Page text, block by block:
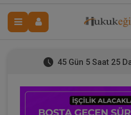
45 Gün 5 Saat 25